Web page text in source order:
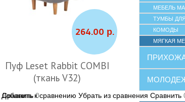
Сравнить 0
264.00 р.
Пуф Leset Rabbit COMBI
(ткань V32)
Добавить к сравнению Убрать из сравнения Сравнить
МЕБЕЛЬ
ТУМБЫ
КОМОДЫ
МЯГКАЯ